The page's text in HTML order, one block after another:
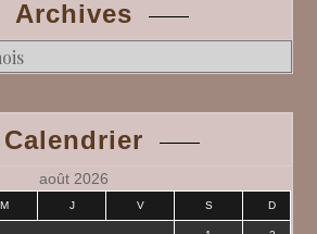
Archives
Calendrier
août 2026
M J V S D